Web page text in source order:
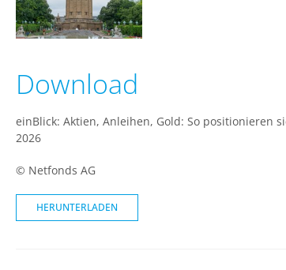
Download
einBlick: Aktien, Anleihen, Gold: So positionieren
2026
© Netfonds AG
HERUNTERLADEN